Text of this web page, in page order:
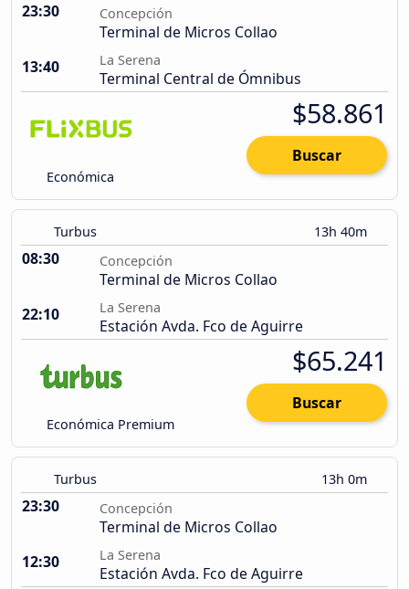
23:30 Concepción
Terminal de Micros Collao
13:40
La Serena
Terminal Central de Ómnibus
Económica
$58.861
Buscar
Turbus 13h 40m
08:30 Concepción
Terminal de Micros Collao
22:10
La Serena
Estación Avda. Fco de Aguirre
Económica Premium
$65.241
Buscar
Turbus 13h 0m
23:30 Concepción
Terminal de Micros Collao
12:30
La Serena
Estación Avda. Fco de Aguirre